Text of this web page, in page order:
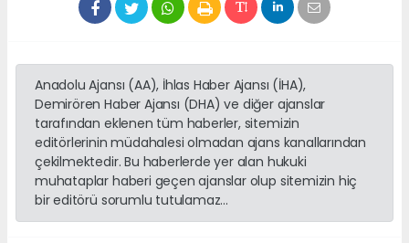
Anadolu Ajansı (AA), İhlas Haber Ajansı (İHA),
Demirören Haber Ajansı (DHA) ve diğer ajanslar
tarafından eklenen tüm haberler, sitemizin
editörlerinin müdahalesi olmadan ajans kanallarından
çekilmektedir. Bu haberlerde yer alan hukuki
muhataplar haberi geçen ajanslar olup sitemizin hiç
bir editörü sorumlu tutulamaz...